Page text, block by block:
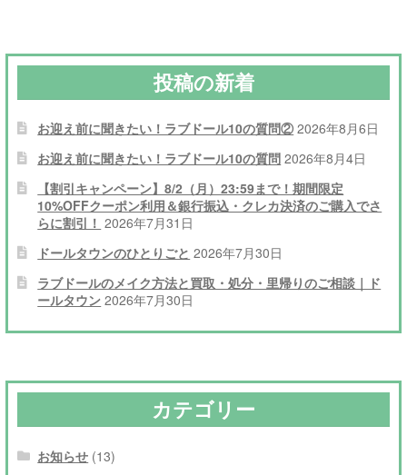
シ
ョ
ン
投稿の新着
お迎え前に聞きたい！ラブドール10の質問② 2026年8月6日
お迎え前に聞きたい！ラブドール10の質問 2026年8月4日
【割引キャンペーン】8/2（月）23:59まで！期間限定
10%OFFクーポン利用＆銀行振込・クレカ決済のご購入でさ
らに割引！ 2026年7月31日
ドールタウンのひとりごと 2026年7月30日
ラブドールのメイク方法と買取・処分・里帰りのご相談｜ド
ールタウン 2026年7月30日
カテゴリー
お知らせ (13)